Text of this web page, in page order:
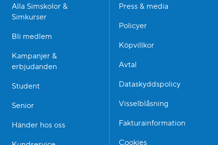
Alla Simskolor &
Simkurser
Bli medlem
Kampanjer &
erbjudanden
Student
Senior
Händer hos oss
Press & media
Policyer
Köpvillkor
Avtal
Dataskyddspolicy
Visselblåsning
Fakturainformation
Cookies